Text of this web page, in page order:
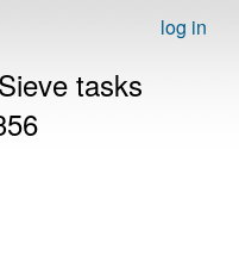
log in
tasks